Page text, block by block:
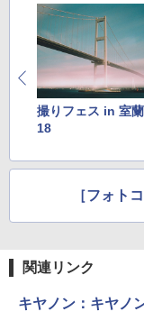
撮りフェス in 室
18
［フォト
関連リンク
キヤノン：キヤノ